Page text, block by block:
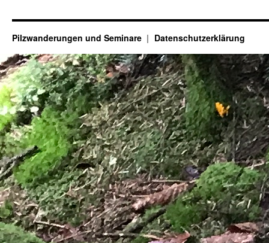
Pilzwanderungen und Seminare Datenschutzerklärung